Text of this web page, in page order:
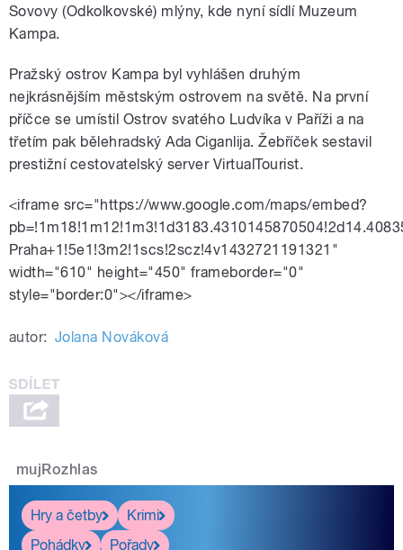
Sovovy (Odkolkovské) mlýny, kde nyní sídlí Muzeum
Kampa.
Pražský ostrov Kampa byl vyhlášen druhým
nejkrásnějším městským ostrovem na světě. Na první
příčce se umístil Ostrov svatého Ludvíka v Paříži a na
třetím pak bělehradský Ada Ciganlija. Žebříček sestavil
prestižní cestovatelský server VirtualTourist.
<iframe src="https://www.google.com/maps/embed?
Praha+1!5e1!3m2!1scs!2scz!4v1432721191321"
width="610" height="450" frameborder="0"
style="border:0"></iframe>
autor: Jolana Nováková
mujRozhlas
Hry a četby
Krimi
Pohádky
Pořady